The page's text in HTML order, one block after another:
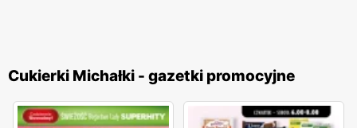
Cukierki Michałki - gazetki promocyjne